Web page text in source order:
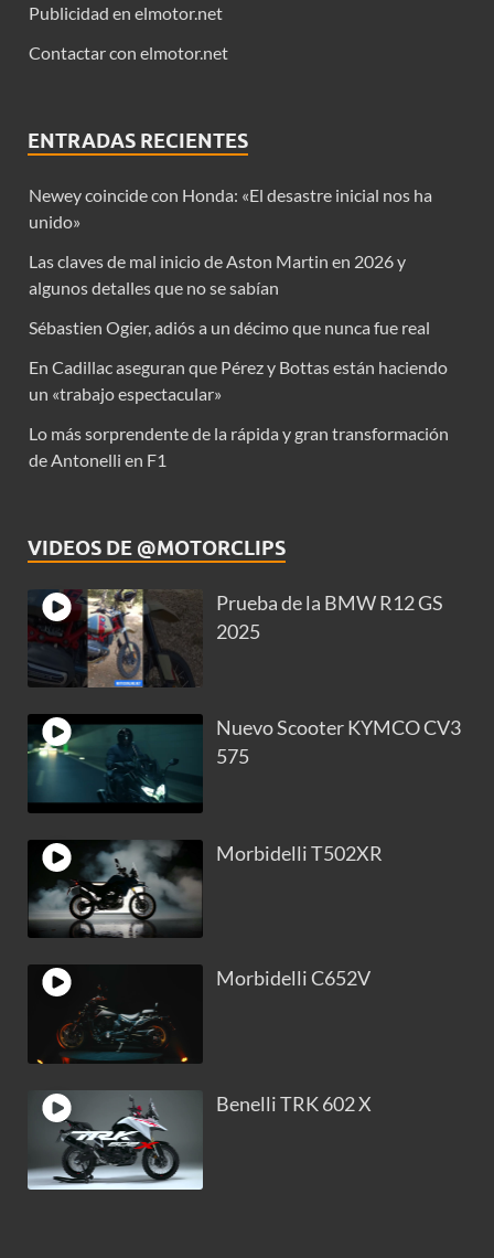
Publicidad en elmotor.net
Contactar con elmotor.net
ENTRADAS RECIENTES
Newey coincide con Honda: «El desastre inicial nos ha
unido»
Las claves de mal inicio de Aston Martin en 2026 y
algunos detalles que no se sabían
Sébastien Ogier, adiós a un décimo que nunca fue real
En Cadillac aseguran que Pérez y Bottas están haciendo
un «trabajo espectacular»
Lo más sorprendente de la rápida y gran transformación
de Antonelli en F1
VIDEOS DE @MOTORCLIPS
Prueba de la BMW R12 GS
2025
Nuevo Scooter KYMCO CV3
575
Morbidelli T502XR
Morbidelli C652V
Benelli TRK 602 X